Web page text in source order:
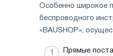
Особенно широкое
беспроводного
«BAUSHOP»,
Прямые